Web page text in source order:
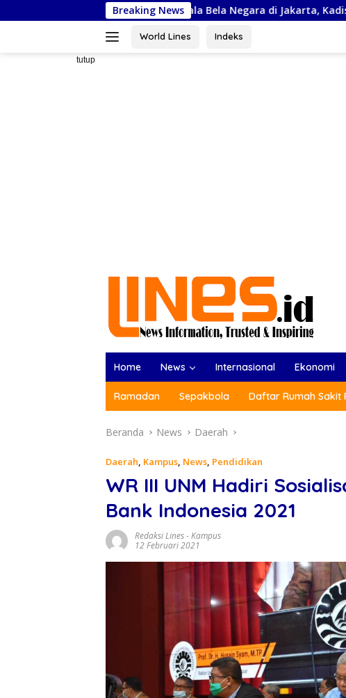
ke
Breaking News
Ikuti Kejurnas Piala Bela Negara di Jakarta, Kadispora Sulsel Beri
World Lines Indeks
tutup
Home News Internasional Ekonomi
Ramadan Sepakbola Daftar Rumah Sakit
Beranda News Daerah
Daerah, Kampus, News, Pendidikan
WR III UNM Hadiri
Bank Indonesia 2021
Redaksi Lines-Kampus
12 Februari 2021